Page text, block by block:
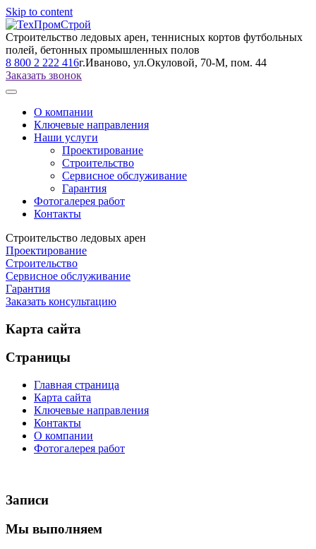
Skip to content
Строительство ледовых арен, теннисных кортов футбольных
полей, бетонных промышленных полов
8 800 2 222 416г.Иваново, ул.Окуловой, 70-М, пом. 44
Заказать звонок
О компании
Ключевые направления
Наши услуги
Проектирование
Cтроительство
Сервисное обслуживание
Гарантия
Фотогалерея работ
Контакты
Строительство ледовых арен
Проектирование
Cтроительство
Сервисное обслуживание
Гарантия
Заказать консультацию
Карта сайта
Страницы
Главная страница
Карта сайта
Ключевые направления
Контакты
О компании
Фотогалерея работ
Записи
Мы выполняем